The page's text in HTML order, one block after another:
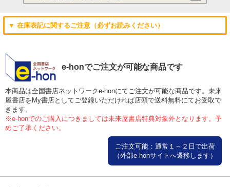
▼ 在庫表記に関するご注意（必ずお読みください）
e-honでご注文が可能な商品です
本商品は全国書店ネットワークe-honにてご注文が可能な商品です。未来
屋書店をMy書店としてご登録いただければ店頭で送料無料にてお受取で
きます。
※e-honでのご購入につきましては未来屋書店特典対象外となります。予
めご了承ください。
ご注文可能：通常１～２日で出荷
（外部e-honサイトへ遷移します）